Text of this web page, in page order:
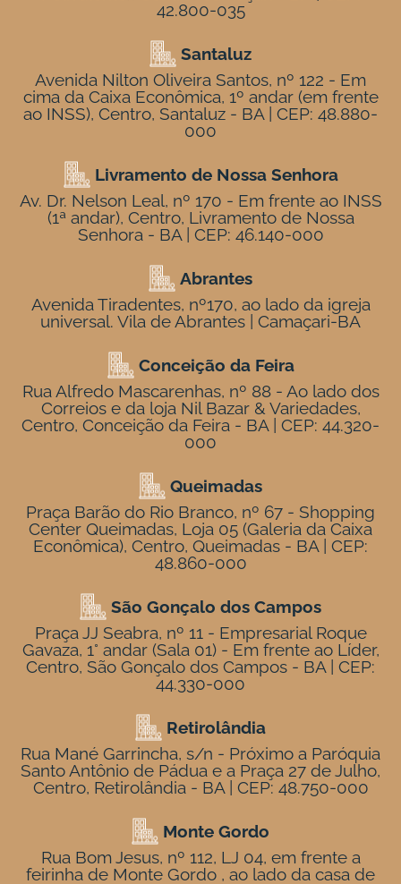
42.800-035
Santaluz
Avenida Nilton Oliveira Santos, nº 122 - Em
cima da Caixa Econômica, 1º andar (em frente
ao INSS), Centro, Santaluz - BA | CEP: 48.880-
000
Livramento de Nossa Senhora
Av. Dr. Nelson Leal, nº 170 - Em frente ao INSS
(1ª andar), Centro, Livramento de Nossa
Senhora - BA | CEP: 46.140-000
Abrantes
Avenida Tiradentes, nº170, ao lado da igreja
universal. Vila de Abrantes | Camaçari-BA
Conceição da Feira
Rua Alfredo Mascarenhas, nº 88 - Ao lado dos
Correios e da loja Nil Bazar & Variedades,
Centro, Conceição da Feira - BA | CEP: 44.320-
000
Queimadas
Praça Barão do Rio Branco, nº 67 - Shopping
Center Queimadas, Loja 05 (Galeria da Caixa
Econômica), Centro, Queimadas - BA | CEP:
48.860-000
São Gonçalo dos Campos
Praça JJ Seabra, nº 11 - Empresarial Roque
Gavaza, 1° andar (Sala 01) - Em frente ao Líder,
Centro, São Gonçalo dos Campos - BA | CEP:
44.330-000
Retirolândia
Rua Mané Garrincha, s/n - Próximo a Paróquia
Santo Antônio de Pádua e a Praça 27 de Julho,
Centro, Retirolândia - BA | CEP: 48.750-000
Monte Gordo
Rua Bom Jesus, nº 112, LJ 04, em frente a
feirinha de Monte Gordo , ao lado da casa de